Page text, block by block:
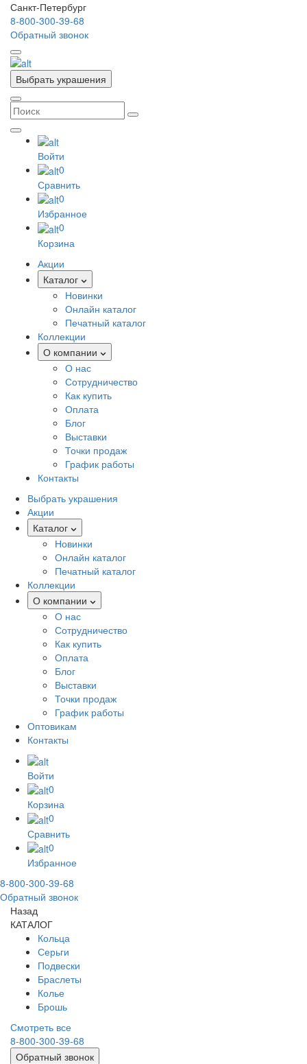
Санкт-Петербург
8-800-300-39-68
Обратный звонок
Выбрать украшения
Войти
0
Сравнить
0
Избранное
0
Корзина
Акции
Каталог
Новинки
Онлайн каталог
Печатный каталог
Коллекции
О компании
О нас
Сотрудничество
Как купить
Оплата
Блог
Выставки
Точки продаж
График работы
Контакты
Выбрать украшения
Акции
Каталог
Новинки
Онлайн каталог
Печатный каталог
Коллекции
О компании
О нас
Сотрудничество
Как купить
Оплата
Блог
Выставки
Точки продаж
График работы
Оптовикам
Контакты
Войти
0
Корзина
0
Сравнить
0
Избранное
8-800-300-39-68
Обратный звонок
Назад
КАТАЛОГ
Кольца
Серьги
Подвески
Браслеты
Колье
Брошь
Смотреть все
8-800-300-39-68
Обратный звонок